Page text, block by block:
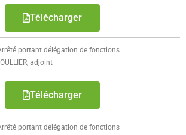
numérique
communale
Télécharger
portant délégation de fonctions
adjoint
Télécharger
portant délégation de fonctions